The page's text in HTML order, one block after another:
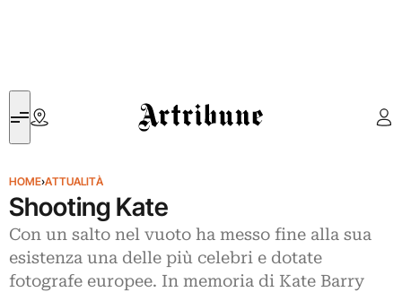
Artribune
HOME›ATTUALITÀ
Shooting Kate
Con un salto nel vuoto ha messo fine alla sua
esistenza una delle più celebri e dotate
fotografe europee. In memoria di Kate Barry